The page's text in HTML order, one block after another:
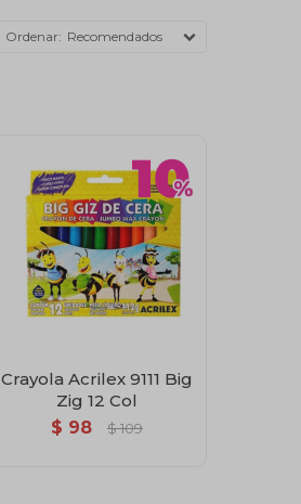
Recomendados
Crayola Acrilex 9111 Big
Zig 12 Col
$ 98 $ 109